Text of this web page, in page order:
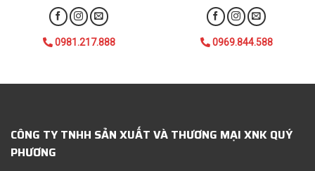
0981.217.888 0969.844.588
CÔNG TY TNHH SẢN XUẤT VÀ THƯƠNG MẠI XNK QUÝ
PHƯƠNG